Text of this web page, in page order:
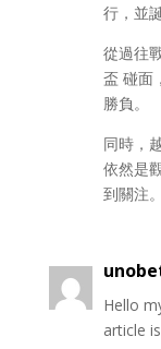
行，並
從過往
盃 碰面
勝負。
同時，
依然是
到關注。
Hello
article